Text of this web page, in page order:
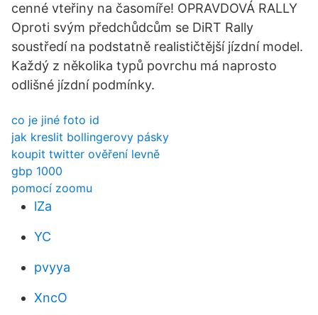
cenné vteřiny na časomíře! OPRAVDOVÁ RALLY
Oproti svým předchůdcům se DiRT Rally
soustředí na podstatně realističtější jízdní model.
Každý z několika typů povrchu má naprosto
odlišné jízdní podmínky.
co je jiné foto id
jak kreslit bollingerovy pásky
koupit twitter ověření levně
gbp 1000
pomocí zoomu
lZa
YC
pvyya
XncO